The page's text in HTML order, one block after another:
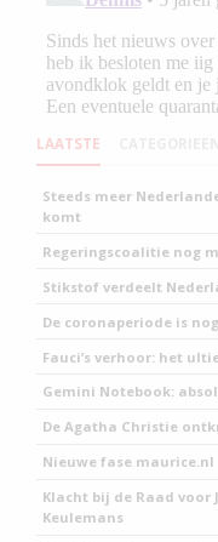
LAATSTE
Steeds meer
komt
Regeringscoalitie nog
Stikstof verdeelt
De coronaperiode is
Fauci’s verhoor: het
Gemini Notebook:
De Agatha Christie
Nieuwe fase maurice.nl
Klacht bij de Raad
Keulemans